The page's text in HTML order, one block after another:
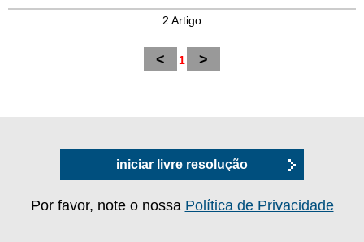
2 Artigo
< 1 >
iniciar livre resolução
Por favor, note o nossa Política de Privacidade